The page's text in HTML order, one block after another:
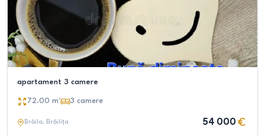
apartament 3 camere
72.00 m² 3 camere
Brăila, Brăilița 54 000